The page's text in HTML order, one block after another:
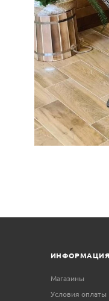
ИНФОРМАЦИЯ
Магазины
Условия оплаты